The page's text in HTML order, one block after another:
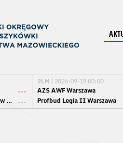
---
Sokół Grupa Avista Ostrów Maz. ---
2LM | 2026-09-19 00:00
AZS AWF Warszawa
Profbud Legia II Warszawa